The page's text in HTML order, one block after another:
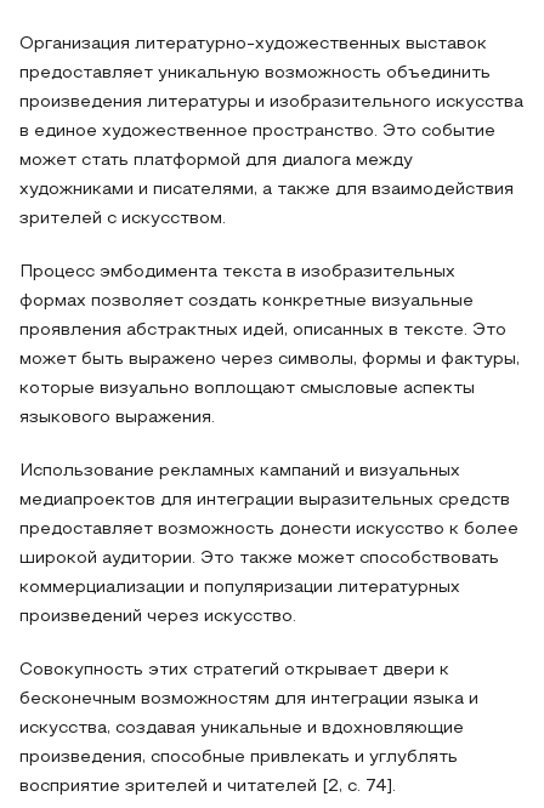
Организация литературно-художественных выставок
предоставляет уникальную возможность объединить
произведения литературы и изобразительного искусства
в единое художественное пространство. Это событие
может стать платформой для диалога между
художниками и писателями, а также для взаимодействия
зрителей с искусством.
Процесс эмбодимента текста в изобразительных
формах позволяет создать конкретные визуальные
проявления абстрактных идей, описанных в тексте. Это
может быть выражено через символы, формы и фактуры,
которые визуально воплощают смысловые аспекты
языкового выражения.
Использование рекламных кампаний и визуальных
медиапроектов для интеграции выразительных средств
предоставляет возможность донести искусство к более
широкой аудитории. Это также может способствовать
коммерциализации и популяризации литературных
произведений через искусство.
Совокупность этих стратегий открывает двери к
бесконечным возможностям для интеграции языка и
искусства, создавая уникальные и вдохновляющие
произведения, способные привлекать и углублять
восприятие зрителей и читателей [2, c. 74].